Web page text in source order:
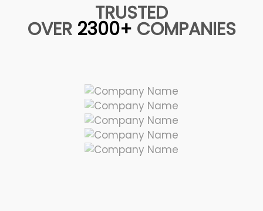
TRUSTED
OVER 2300+ COMPANIES